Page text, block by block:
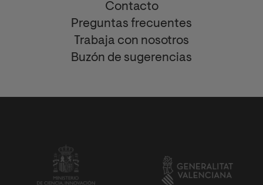
Contacto
Preguntas frecuentes
Trabaja con nosotros
Buzón de sugerencias